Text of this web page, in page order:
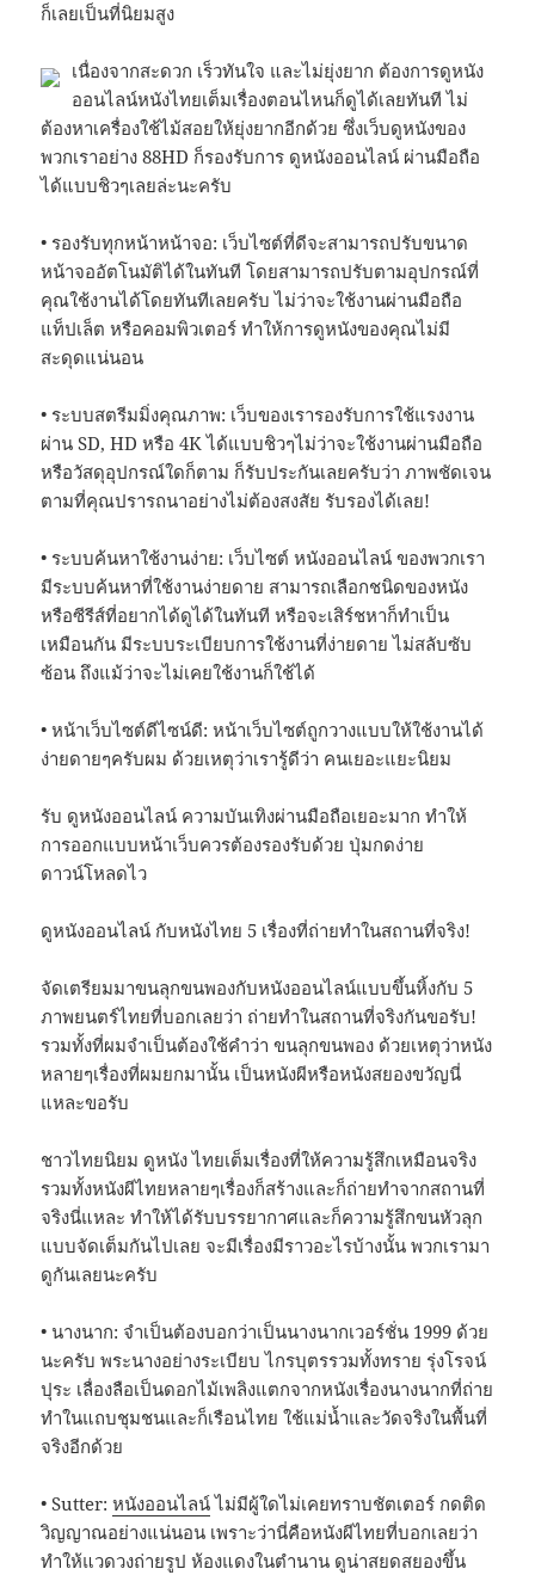
ก็เลยเป็นที่นิยมสูง
เนื่องจากสะดวก เร็วทันใจ และไม่ยุ่งยาก ต้องการดูหนัง
ออนไลน์หนังไทยเต็มเรื่องตอนไหนก็ดูได้เลยทันที ไม่
ต้องหาเครื่องใช้ไม้สอยให้ยุ่งยากอีกด้วย ซึ่งเว็บดูหนังของ
พวกเราอย่าง 88HD ก็รองรับการ ดูหนังออนไลน์ ผ่านมือถือ
ได้แบบชิวๆเลยล่ะนะครับ
• รองรับทุกหน้าหน้าจอ: เว็บไซต์ที่ดีจะสามารถปรับขนาด
หน้าจออัตโนมัติได้ในทันที โดยสามารถปรับตามอุปกรณ์ที่
คุณใช้งานได้โดยทันทีเลยครับ ไม่ว่าจะใช้งานผ่านมือถือ
แท็ปเล็ต หรือคอมพิวเตอร์ ทำให้การดูหนังของคุณไม่มี
สะดุดแน่นอน
• ระบบสตรีมมิ่งคุณภาพ: เว็บของเรารองรับการใช้แรงงาน
ผ่าน SD, HD หรือ 4K ได้แบบชิวๆไม่ว่าจะใช้งานผ่านมือถือ
หรือวัสดุอุปกรณ์ใดก็ตาม ก็รับประกันเลยครับว่า ภาพชัดเจน
ตามที่คุณปรารถนาอย่างไม่ต้องสงสัย รับรองได้เลย!
• ระบบค้นหาใช้งานง่าย: เว็บไซต์ หนังออนไลน์ ของพวกเรา
มีระบบค้นหาที่ใช้งานง่ายดาย สามารถเลือกชนิดของหนัง
หรือซีรีส์ที่อยากได้ดูได้ในทันที หรือจะเสิร์ชหาก็ทำเป็น
เหมือนกัน มีระบบระเบียบการใช้งานที่ง่ายดาย ไม่สลับซับ
ซ้อน ถึงแม้ว่าจะไม่เคยใช้งานก็ใช้ได้
• หน้าเว็บไซต์ดีไซน์ดี: หน้าเว็บไซต์ถูกวางแบบให้ใช้งานได้
ง่ายดายๆครับผม ด้วยเหตุว่าเรารู้ดีว่า คนเยอะแยะนิยม
รับ ดูหนังออนไลน์ ความบันเทิงผ่านมือถือเยอะมาก ทำให้
การออกแบบหน้าเว็บควรต้องรองรับด้วย ปุ่มกดง่าย
ดาวน์โหลดไว
ดูหนังออนไลน์ กับหนังไทย 5 เรื่องที่ถ่ายทำในสถานที่จริง!
จัดเตรียมมาขนลุกขนพองกับหนังออนไลน์แบบขึ้นหิ้งกับ 5
ภาพยนตร์ไทยที่บอกเลยว่า ถ่ายทำในสถานที่จริงกันขอรับ!
รวมทั้งที่ผมจำเป็นต้องใช้คำว่า ขนลุกขนพอง ด้วยเหตุว่าหนัง
หลายๆเรื่องที่ผมยกมานั้น เป็นหนังผีหรือหนังสยองขวัญนี่
แหละขอรับ
ชาวไทยนิยม ดูหนัง ไทยเต็มเรื่องที่ให้ความรู้สึกเหมือนจริง
รวมทั้งหนังผีไทยหลายๆเรื่องก็สร้างและก็ถ่ายทำจากสถานที่
จริงนี่แหละ ทำให้ได้รับบรรยากาศและก็ความรู้สึกขนหัวลุก
แบบจัดเต็มกันไปเลย จะมีเรื่องมีราวอะไรบ้างนั้น พวกเรามา
ดูกันเลยนะครับ
• นางนาก: จำเป็นต้องบอกว่าเป็นนางนากเวอร์ชั่น 1999 ด้วย
นะครับ พระนางอย่างระเบียบ ไกรบุตรรวมทั้งทราย รุ่งโรจน์
ปุระ เลื่องลือเป็นดอกไม้เพลิงแตกจากหนังเรื่องนางนากที่ถ่าย
ทำในแถบชุมชนและก็เรือนไทย ใช้แม่น้ำและวัดจริงในพื้นที่
จริงอีกด้วย
• Sutter:หนังออนไลน์ไม่มีผู้ใดไม่เคยทราบชัตเตอร์ กดติด
วิญญาณอย่างแน่นอน เพราะว่านี่คือหนังผีไทยที่บอกเลยว่า
ทำให้แวดวงถ่ายรูป ห้องแดงในตำนาน ดูน่าสยดสยองขึ้น